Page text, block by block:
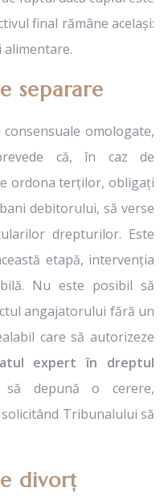
final rămâne același:
separare
omologate,
că, în caz de
ordona terților, obligați
debitorului, să verse
drepturilor. Este
etapă, intervenția
Nu este posibil să
angajatorului fără un
care să autorizeze
expert în dreptul
depună o cerere,
Tribunalului să
divorț